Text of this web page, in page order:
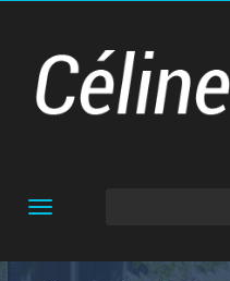
Toggle